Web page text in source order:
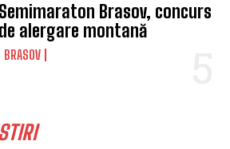
Semimaraton Brasov, concurs
de alergare montană
BRASOV